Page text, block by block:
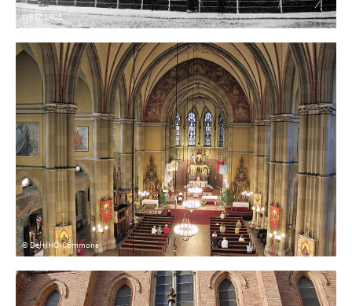
WBIZ 1901
© DerHHO/Commons